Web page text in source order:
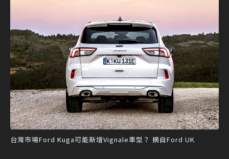
台灣市場Ford Kuga可能新增Vignale車型？ 摘自Ford UK